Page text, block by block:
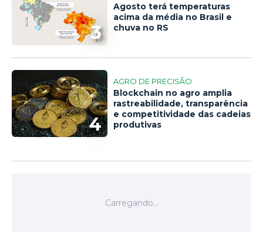
3
Agosto terá temperaturas
acima da média no Brasil e
chuva no RS
4
AGRO DE PRECISÃO
Blockchain no agro amplia
rastreabilidade, transparência
e competitividade das cadeias
produtivas